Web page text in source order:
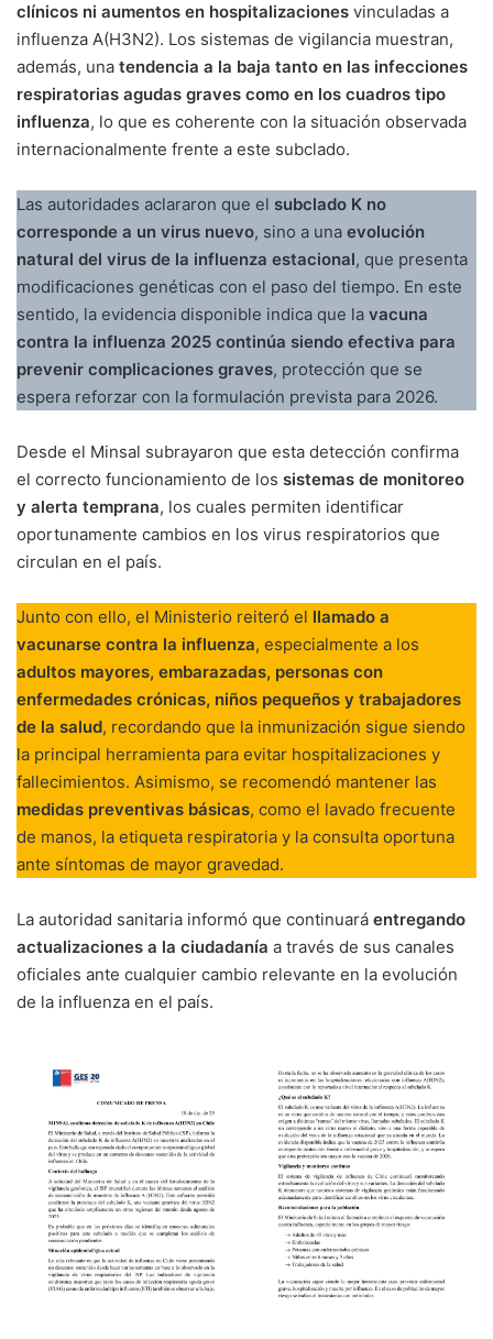
clínicos ni aumentos en hospitalizaciones vinculadas a
influenza A(H3N2). Los sistemas de vigilancia muestran,
además, una tendencia a la baja tanto en las infecciones
respiratorias agudas graves como en los cuadros tipo
influenza, lo que es coherente con la situación observada
internacionalmente frente a este subclado.
Las autoridades aclararon que el subclado K no
corresponde a un virus nuevo, sino a una evolución
natural del virus de la influenza estacional, que presenta
modificaciones genéticas con el paso del tiempo. En este
sentido, la evidencia disponible indica que la vacuna
contra la influenza 2025 continúa siendo efectiva para
prevenir complicaciones graves, protección que se
espera reforzar con la formulación prevista para 2026.
Desde el Minsal subrayaron que esta detección confirma
el correcto funcionamiento de los sistemas de monitoreo
y alerta temprana, los cuales permiten identificar
oportunamente cambios en los virus respiratorios que
circulan en el país.
Junto con ello, el Ministerio reiteró el llamado a
vacunarse contra la influenza, especialmente a los
adultos mayores, embarazadas, personas con
enfermedades crónicas, niños pequeños y trabajadores
de la salud, recordando que la inmunización sigue siendo
la principal herramienta para evitar hospitalizaciones y
fallecimientos. Asimismo, se recomendó mantener las
medidas preventivas básicas, como el lavado frecuente
de manos, la etiqueta respiratoria y la consulta oportuna
ante síntomas de mayor gravedad.
La autoridad sanitaria informó que continuará entregando
actualizaciones a la ciudadanía a través de sus canales
oficiales ante cualquier cambio relevante en la evolución
de la influenza en el país.